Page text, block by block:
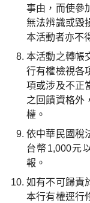
事由，而使參
無法辨識或毀
本活動者亦不
本活動之轉帳
行有權檢視各
項或涉及不正
之回饋資格外
權。
依中華民國稅
台幣1,000元
報。
如有不可歸責
本行有權逕行